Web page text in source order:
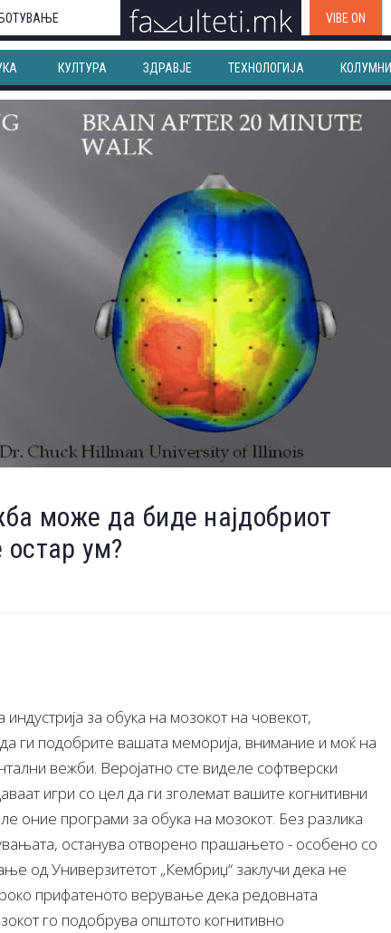
VIBE ON
КУЛТУРА ЗДРАВЈЕ ТЕХНОЛОГИЈА КОЛУМНИ
може да биде најдобриот
ум?
за обука на мозокот на човекот,
ги подобрите вашата меморија, внимание и моќ на
вежби. Веројатно сте виделе софтверски
игри со цел да ги зголемат вашите когнитивни
оние програми за обука на мозокот. Без разлика
останува отворено прашањето - особено со
од Универзитетот „Кембриџ“ заклучи дека не
прифатеното верување дека редовната
го подобрува општото когнитивно